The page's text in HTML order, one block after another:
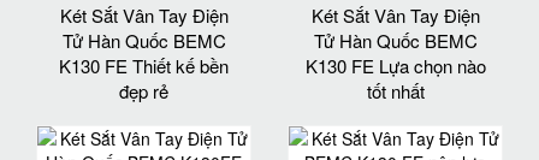
Két Sắt Vân Tay Điện
Tử Hàn Quốc BEMC
K130 FE Thiết kế bền
đẹp rẻ
Két Sắt Vân Tay Điện
Tử Hàn Quốc BEMC
K130 FE Lựa chọn nào
tốt nhất